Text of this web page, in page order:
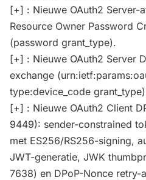
[+] : Nieuwe OAuth2 Server-
Resource Owner Password
(password grant_type).
[+] : Nieuwe OAuth2 Server
exchange
type:device_code
[+] : Nieuwe OAuth2 Client
9449): sender-constrained
met ES256/RS256-signing,
JWT-generatie, JWK
7638) en DPoP-Nonce retry-